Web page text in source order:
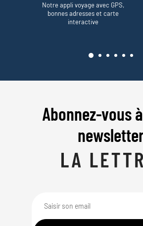
Notre appli voyage avec GPS,
bonnes adresses et carte
interactive
Abonnez-vous